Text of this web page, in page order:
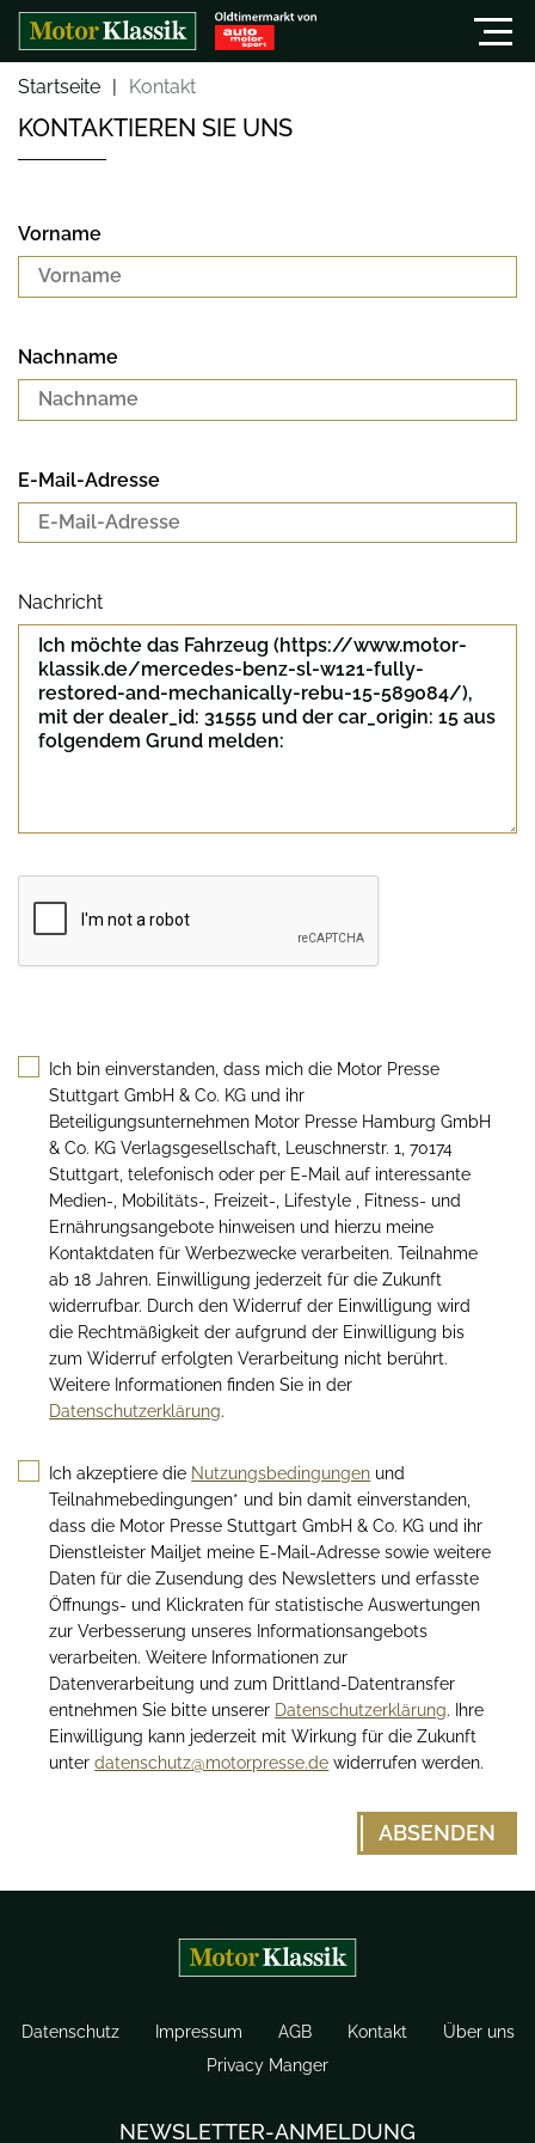
Startseite Kontakt
KONTAKTIEREN SIE UNS
Vorname
Nachname
E-Mail-Adresse
Nachricht
Ich bin einverstanden, dass mich die Motor Presse
Stuttgart GmbH & Co. KG und ihr
Beteiligungsunternehmen Motor Presse Hamburg GmbH
& Co. KG Verlagsgesellschaft, Leuschnerstr. 1, 70174
Stuttgart, telefonisch oder per E-Mail auf interessante
Medien-, Mobilitäts-, Freizeit-, Lifestyle , Fitness- und
Ernährungsangebote hinweisen und hierzu meine
Kontaktdaten für Werbezwecke verarbeiten. Teilnahme
ab 18 Jahren. Einwilligung jederzeit für die Zukunft
widerrufbar. Durch den Widerruf der Einwilligung wird
die Rechtmäßigkeit der aufgrund der Einwilligung bis
zum Widerruf erfolgten Verarbeitung nicht berührt.
Weitere Informationen finden Sie in der
Datenschutzerklärung.
Ich akzeptiere die Nutzungsbedingungen und
Teilnahmebedingungen* und bin damit einverstanden,
dass die Motor Presse Stuttgart GmbH & Co. KG und ihr
Dienstleister Mailjet meine E-Mail-Adresse sowie weitere
Daten für die Zusendung des Newsletters und erfasste
Öffnungs- und Klickraten für statistische Auswertungen
zur Verbesserung unseres Informationsangebots
verarbeiten. Weitere Informationen zur
Datenverarbeitung und zum Drittland-Datentransfer
entnehmen Sie bitte unserer Datenschutzerklärung. Ihre
Einwilligung kann jederzeit mit Wirkung für die Zukunft
unterdatenschutz@motorpresse.de widerrufen werden.
Datenschutz Impressum AGB Kontakt
Über uns
Privacy Manger
NEWSLETTER-ANMELDUNG